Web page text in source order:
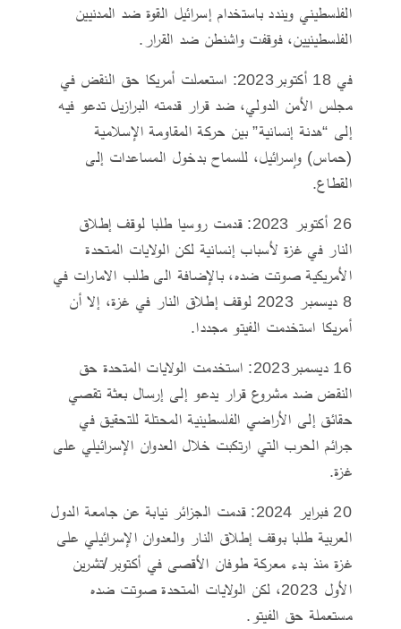
الفلسطيني ويندد باستخدام إسرائيل القوة ضد المدنيين
الفلسطينيين، فوقفت واشنطن ضد القرار.
في 18 أكتوبر2023: استعملت أمريكا حق النقض في
مجلس الأمن الدولي، ضد قرار قدمته البرازيل تدعو فيه
إلى “هدنة إنسانية” بين حركة المقاومة الإسلامية
(حماس) وإسرائيل، للسماح بدخول المساعدات إلى
القطاع.
26 أكتوبر 2023: قدمت روسيا طلبا لوقف إطلاق
النار في غزة لأسباب إنسانية لكن الولايات المتحدة
الأمريكية صوتت ضده، بالإضافة الى طلب الامارات في
8 ديسمبر 2023 لوقف إطلاق النار في غزة، إلا أن
أمريكا استخدمت الفيتو مجددا.
16 ديسمبر2023: استخدمت الولايات المتحدة حق
النقض ضد مشروع قرار يدعو إلى إرسال بعثة تقصي
حقائق إلى الأراضي الفلسطينية المحتلة للتحقيق في
جرائم الحرب التي ارتكبت خلال العدوان الإسرائيلي على
غزة.
20 فبراير 2024: قدمت الجزائر نيابة عن جامعة الدول
العربية طلبا بوقف إطلاق النار والعدوان الإسرائيلي على
غزة منذ بدء معركة طوفان الأقصى في أكتوبر/تشرين
الأول 2023، لكن الولايات المتحدة صوتت ضده
مستعملة حق الفيتو.